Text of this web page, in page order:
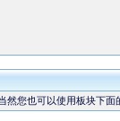
您也可以使用板块下